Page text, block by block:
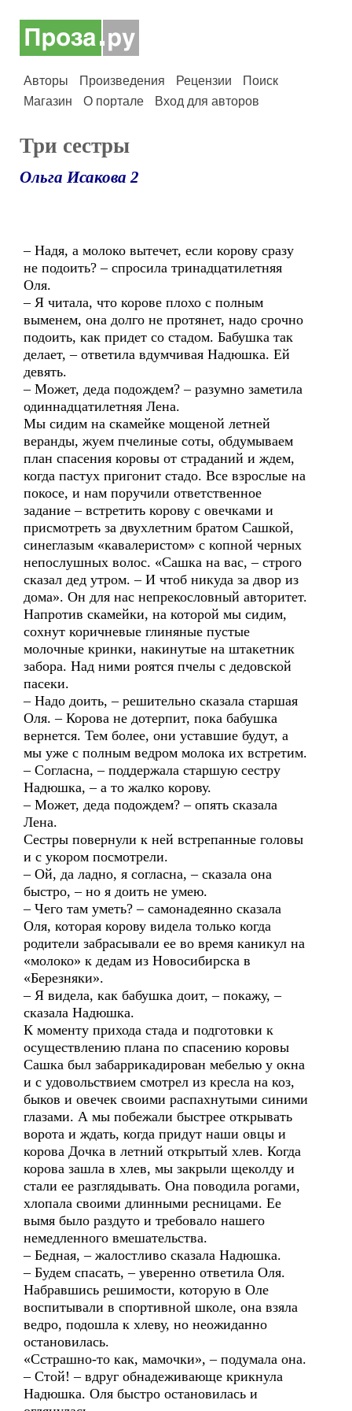
Авторы Произведения Рецензии
Поиск
Магазин
О портале Вход для авторов
Три сестры
Ольга Исакова 2
– Надя, а молоко вытечет, если корову сразу
не подоить? – спросила тринадцатилетняя
Оля.
– Я читала, что корове плохо с полным
выменем, она долго не протянет, надо срочно
подоить, как придет со стадом. Бабушка так
делает, – ответила вдумчивая Надюшка. Ей
девять.
– Может, деда подождем? – разумно заметила
одиннадцатилетняя Лена.
Мы сидим на скамейке мощеной летней
веранды, жуем пчелиные соты, обдумываем
план спасения коровы от страданий и ждем,
когда пастух пригонит стадо. Все взрослые на
покосе, и нам поручили ответственное
задание – встретить корову с овечками и
присмотреть за двухлетним братом Сашкой,
синеглазым «кавалеристом» с копной черных
непослушных волос. «Сашка на вас, – строго
сказал дед утром. – И чтоб никуда за двор из
дома». Он для нас непрекословный авторитет.
Напротив скамейки, на которой мы сидим,
сохнут коричневые глиняные пустые
молочные кринки, накинутые на штакетник
забора. Над ними роятся пчелы с дедовской
пасеки.
– Надо доить, – решительно сказала старшая
Оля. – Корова не дотерпит, пока бабушка
вернется. Тем более, они уставшие будут, а
мы уже с полным ведром молока их встретим.
– Согласна, – поддержала старшую сестру
Надюшка, – а то жалко корову.
– Может, деда подождем? – опять сказала
Лена.
Сестры повернули к ней встрепанные головы
и с укором посмотрели.
– Ой, да ладно, я согласна, – сказала она
быстро, – но я доить не умею.
– Чего там уметь? – самонадеянно сказала
Оля, которая корову видела только когда
родители забрасывали ее во время каникул на
«молоко» к дедам из Новосибирска в
«Березняки».
– Я видела, как бабушка доит, – покажу, –
сказала Надюшка.
К моменту прихода стада и подготовки к
осуществлению плана по спасению коровы
Сашка был забаррикадирован мебелью у окна
и с удовольствием смотрел из кресла на коз,
быков и овечек своими распахнутыми синими
глазами. А мы побежали быстрее открывать
ворота и ждать, когда придут наши овцы и
корова Дочка в летний открытый хлев. Когда
корова зашла в хлев, мы закрыли щеколду и
стали ее разглядывать. Она поводила рогами,
хлопала своими длинными ресницами. Ее
вымя было раздуто и требовало нашего
немедленного вмешательства.
– Бедная, – жалостливо сказала Надюшка.
– Будем спасать, – уверенно ответила Оля.
Набравшись решимости, которую в Оле
воспитывали в спортивной школе, она взяла
ведро, подошла к хлеву, но неожиданно
остановилась.
«Сстрашно-то как, мамочки», – подумала она.
– Стой! – вдруг обнадеживающе крикнула
Надюшка. Оля быстро остановилась и